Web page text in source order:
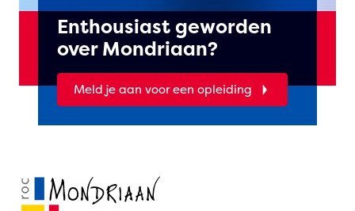
Enthousiast geworden
over Mondriaan?
Meld je aan voor een opleiding